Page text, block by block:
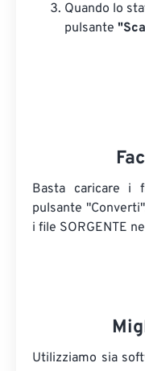
Quando lo
pulsante
Basta caricare i
pulsante
i file SORGENTE
Utilizziamo sia